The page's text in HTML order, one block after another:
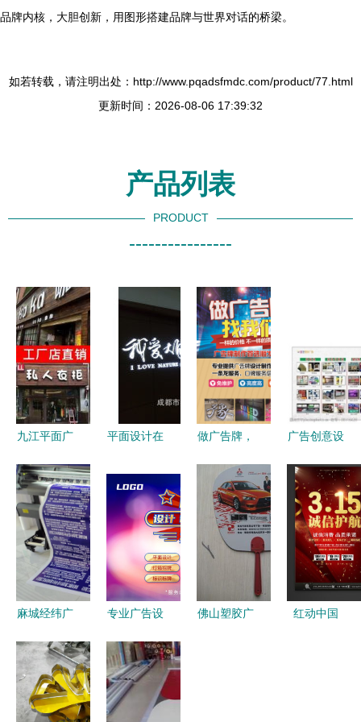
品牌内核，大胆创新，用图形搭建品牌与世界对话的桥梁。
如若转载，请注明出处：http://www.pqadsfmdc.com/product/77.html
更新时间：2026-08-06 17:39:32
产品列表
PRODUCT
----------------
九江平面广
牌视觉的全
方位解决方
案
平面设计在
中的关键作
用与生态意
义
做广告牌，
图片+平面
设计一站式
解决
广告创意设
打造高质量
素材的全流
程指南
麻城经纬广
艺点亮城市
繁华
专业广告设
为您打造全
渠道营销新
抓手
佛山塑胶广
红动中国